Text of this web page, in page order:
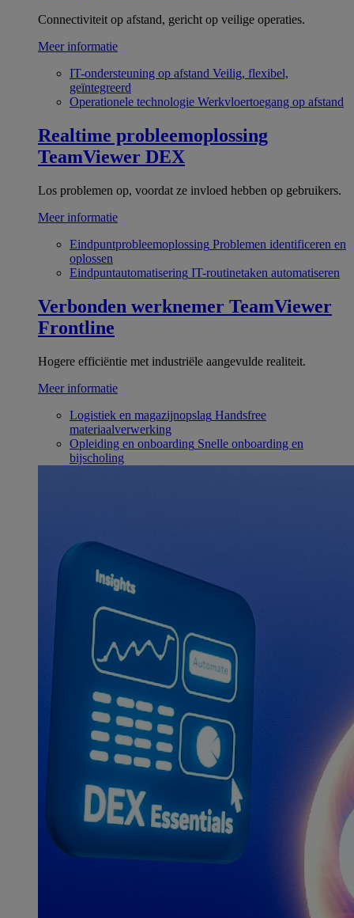
Connectiviteit op afstand, gericht op veilige operaties.
Meer informatie
IT-ondersteuning op afstand Veilig, flexibel,
geïntegreerd
Operationele technologie Werkvloertoegang op afstand
Realtime probleemoplossing
TeamViewer DEX
Los problemen op, voordat ze invloed hebben op gebruikers.
Meer informatie
Eindpuntprobleemoplossing Problemen identificeren en
oplossen
Eindpuntautomatisering IT-routinetaken automatiseren
Verbonden werknemer TeamViewer
Frontline
Hogere efficiëntie met industriële aangevulde realiteit.
Meer informatie
Logistiek en magazijnopslag Handsfree
materiaalverwerking
Opleiding en onboarding Snelle onboarding en
bijscholing